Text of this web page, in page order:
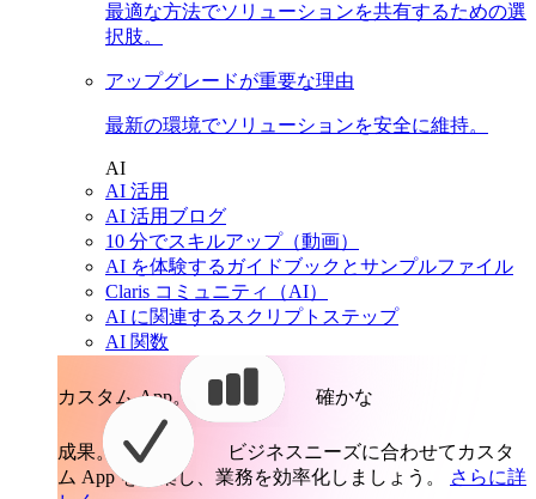
最適な方法でソリューションを共有するための選
択肢。
アップグレードが重要な理由
最新の環境でソリューションを安全に維持。
AI
AI 活用
AI 活用ブログ
10 分でスキルアップ（動画）
AI を体験するガイドブックとサンプルファイル
Claris コミュニティ（AI）
AI に関連するスクリプトステップ
AI 関数
カスタム App。 確かな
成果。
ビジネスニーズに合わせてカスタ
ム App を構築し、業務を効率化しましょう。
さらに詳